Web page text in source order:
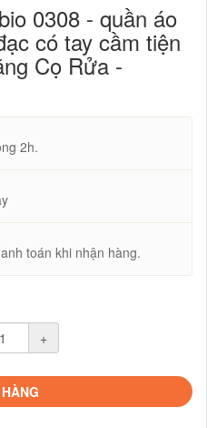
0308 - quần áo
có tay cầm tiện
Cọ Rửa -
2h.
toán khi nhận hàng.
+